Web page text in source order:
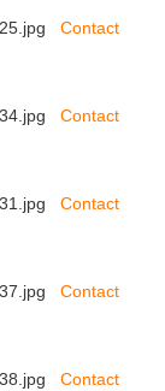
Contact
Contact
Contact
Contact
Contact